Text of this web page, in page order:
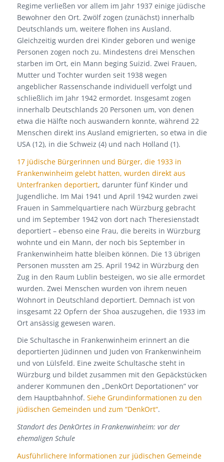
Regime verließen vor allem im Jahr 1937 einige jüdische
Bewohner den Ort. Zwölf zogen (zunächst) innerhalb
Deutschlands um, weitere flohen ins Ausland.
Gleichzeitig wurden drei Kinder geboren und wenige
Personen zogen noch zu. Mindestens drei Menschen
starben im Ort, ein Mann beging Suizid. Zwei Frauen,
Mutter und Tochter wurden seit 1938 wegen
angeblicher Rassenschande individuell verfolgt und
schließlich im Jahr 1942 ermordet. Insgesamt zogen
innerhalb Deutschlands 20 Personen um, von denen
etwa die Hälfte noch auswandern konnte, während 22
Menschen direkt ins Ausland emigrierten, so etwa in die
USA (12), in die Schweiz (4) und nach Holland (1).
17 jüdische Bürgerinnen und Bürger, die 1933 in
Frankenwinheim gelebt hatten, wurden direkt aus
Unterfranken deportiert, darunter fünf Kinder und
Jugendliche. Im Mai 1941 und April 1942 wurden zwei
Frauen in Sammelquartiere nach Würzburg gebracht
und im September 1942 von dort nach Theresienstadt
deportiert – ebenso eine Frau, die bereits in Würzburg
wohnte und ein Mann, der noch bis September in
Frankenwinheim hatte bleiben können. Die 13 übrigen
Personen mussten am 25. April 1942 in Würzburg den
Zug in den Raum Lublin besteigen, wo sie alle ermordet
wurden. Zwei Menschen wurden von ihrem neuen
Wohnort in Deutschland deportiert. Demnach ist von
insgesamt 22 Opfern der Shoa auszugehen, die 1933 im
Ort ansässig gewesen waren.
Die Schultasche in Frankenwinheim erinnert an die
deportierten Jüdinnen und Juden von Frankenwinheim
und von Lülsfeld. Eine zweite Schultasche steht in
Würzburg und bildet zusammen mit den Gepäckstücken
anderer Kommunen den „DenkOrt Deportationen” vor
dem Hauptbahnhof. Siehe Grundinformationen zu den
jüdischen Gemeinden und zum “DenkOrt“.
Standort des DenkOrtes in Frankenwinheim: vor der
ehemaligen Schule
Ausführlichere Informationen zur jüdischen Gemeinde